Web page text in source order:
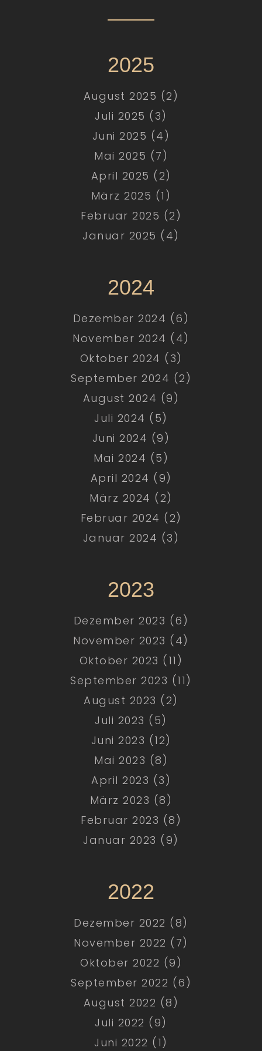
2025
August 2025 (2)
Juli 2025 (3)
Juni 2025 (4)
Mai 2025 (7)
April 2025 (2)
März 2025 (1)
Februar 2025 (2)
Januar 2025 (4)
2024
Dezember 2024 (6)
November 2024 (4)
Oktober 2024 (3)
September 2024 (2)
August 2024 (9)
Juli 2024 (5)
Juni 2024 (9)
Mai 2024 (5)
April 2024 (9)
März 2024 (2)
Februar 2024 (2)
Januar 2024 (3)
2023
Dezember 2023 (6)
November 2023 (4)
Oktober 2023 (11)
September 2023 (11)
August 2023 (2)
Juli 2023 (5)
Juni 2023 (12)
Mai 2023 (8)
April 2023 (3)
März 2023 (8)
Februar 2023 (8)
Januar 2023 (9)
2022
Dezember 2022 (8)
November 2022 (7)
Oktober 2022 (9)
September 2022 (6)
August 2022 (8)
Juli 2022 (9)
Juni 2022 (1)